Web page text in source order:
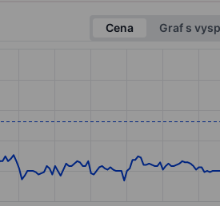
Cena
Graf s